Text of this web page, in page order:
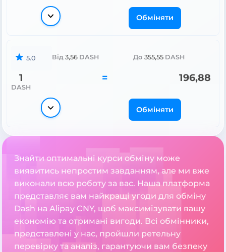
Обміняти
5.0 Від 3,56 DASH До 355,55 DASH
1
DASH
= 196,88
Обміняти
Знайти оптимальні курси обміну може
виявитись непростим завданням, але ми вже
виконали всю роботу за вас. Наша платформа
представляє вам найкращі угоди для обміну
Dash на Alipay CNY, щоб максимізувати вашу
економію та отримані вигоди. Всі обмінники,
представлені у нас, пройшли ретельну
перевірку та аналіз, гарантуючи вам безпеку